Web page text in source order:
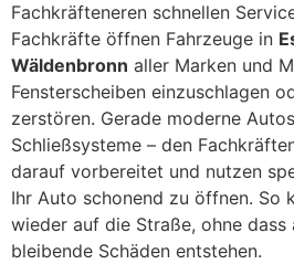
Fachkräfteneren schnellen
Fachkräfte öffnen Fahrzeuge in
Wäldenbronn aller Marken und
Fensterscheiben einzuschlagen
zerstören. Gerade moderne
Schließsysteme – den
darauf vorbereitet und nutzen
Ihr Auto schonend zu öffnen. So
wieder auf die Straße, ohne dass
bleibende Schäden entstehen.